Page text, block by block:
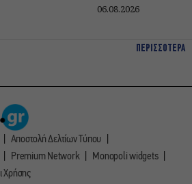
06.08.2026
ΠΕΡΙΣΣΟΤΕΡΑ
Αποστολή Δελτίων Τύπου
Premium Network
Monopoli widgets
Χρήσης